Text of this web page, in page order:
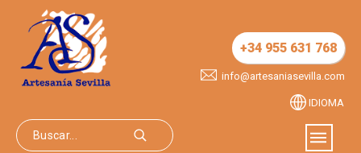
+34 955 631 768
info@artesaniasevilla.com
IDIOMA